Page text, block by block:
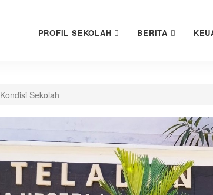
PROFIL SEKOLAH BERITA
Kondisi Sekolah